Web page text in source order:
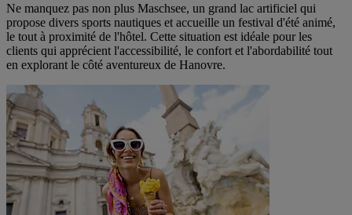
Ne manquez pas non plus Maschsee, un grand lac artificiel qui
propose divers sports nautiques et accueille un festival d'été animé,
le tout à proximité de l'hôtel. Cette situation est idéale pour les
clients qui apprécient l'accessibilité, le confort et l'abordabilité tout
en explorant le côté aventureux de Hanovre.